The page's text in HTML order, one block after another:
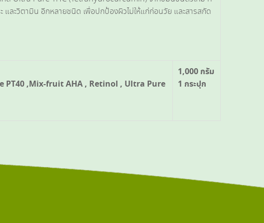
ละวิตามิน อีกหลายชนิด เพื่อปกป้องผิวไม่ให้แก่ก่อนวัย และสารสกัด
PT40 ,Mix-fruit AHA , Retinol , Ultra Pure
1,000 กรัม
1 กระปุก